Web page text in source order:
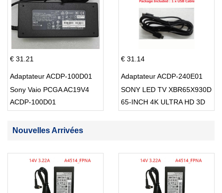
€ 31.21
Adaptateur ACDP-100D01
Sony Vaio PCGA AC19V4
ACDP-100D01
€ 31.14
Adaptateur ACDP-240E01
SONY LED TV XBR65X930D
65-INCH 4K ULTRA HD 3D
Nouvelles Arrivées